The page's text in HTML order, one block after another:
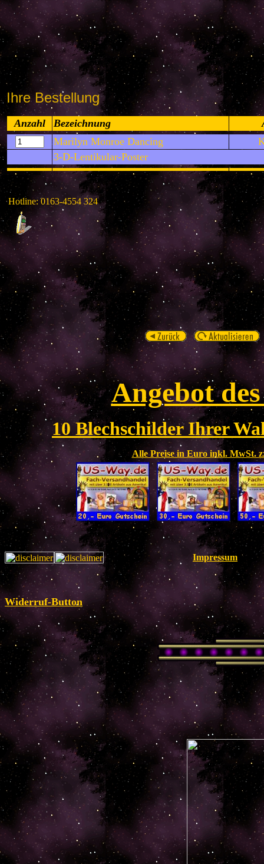
Ihre Bestellung
Anzahl Bezeichnung
Marilyn Monroe Dancing
3-D-Lentikular-Poster
Hotline: 0163-4554 324
Angebot
10 Blechschilder Ihrer
Alle Preise in Euro inkl. MwSt.
Impressum
Widerruf-Button